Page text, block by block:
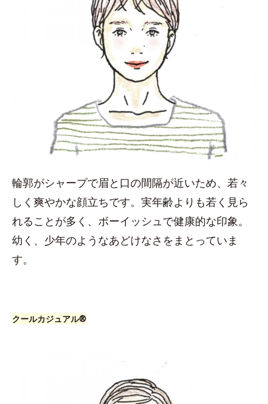
輪郭がシャープで眉と口の間隔が近いため、若々
しく爽やかな顔立ちです。実年齢よりも若く見ら
れることが多く、ボーイッシュで健康的な印象。
幼く、少年のようなあどけなさをまとっていま
す。
クールカジュアル®